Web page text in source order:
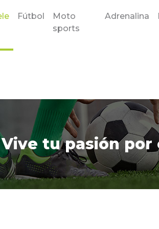
Fútbol
Moto
sports
Adrenalina
Vive tu pasión